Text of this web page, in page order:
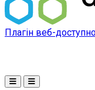
Плагін веб-